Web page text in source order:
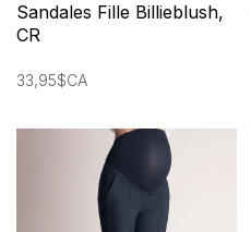
Sandales Fille Billieblush,
CR
33,95$CA